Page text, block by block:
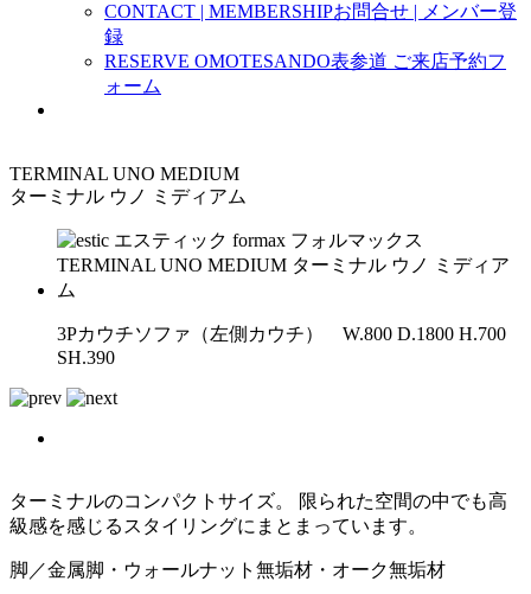
CONTACT | MEMBERSHIPお問合せ | メンバー登
録
RESERVE OMOTESANDO表参道 ご来店予約フ
ォーム
TERMINAL UNO MEDIUM
ターミナル ウノ ミディアム
3Pカウチソファ（左側カウチ） W.800 D.1800 H.700
SH.390
ターミナルのコンパクトサイズ。 限られた空間の中でも高
級感を感じるスタイリングにまとまっています。
脚／金属脚・ウォールナット無垢材・オーク無垢材